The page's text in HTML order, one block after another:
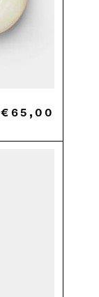
€ 65,00